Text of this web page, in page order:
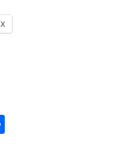
X